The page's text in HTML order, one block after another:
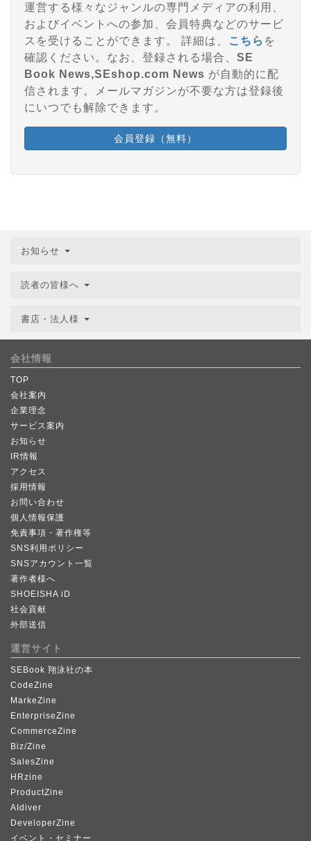
運営する様々なジャンルの専門メディアの利用、
およびイベントへの参加、会員特典などのサービ
スを受けることができます。 詳細は、
こちら を
確認ください。なお、登録される場合、 SE
Book News,SEshop.com News が自動的に配
信されます。メールマガジンが不要な方は登録後
にいつでも解除できます。
会員登録（無料）
お知らせ
読者の皆様へ
書店・法人様
会社情報
TOP
会社案内
企業理念
サービス案内
お知らせ
IR情報
アクセス
採用情報
お問い合わせ
個人情報保護
免責事項・著作権等
SNS利用ポリシー
SNSアカウント一覧
著作者様へ
SHOEISHA iD
社会貢献
外部送信
運営サイト
SEBook 翔泳社の本
CodeZine
MarkeZine
EnterpriseZine
CommerceZine
Biz/Zine
SalesZine
HRzine
ProductZine
AIdiver
DeveloperZine
イベント・セミナー